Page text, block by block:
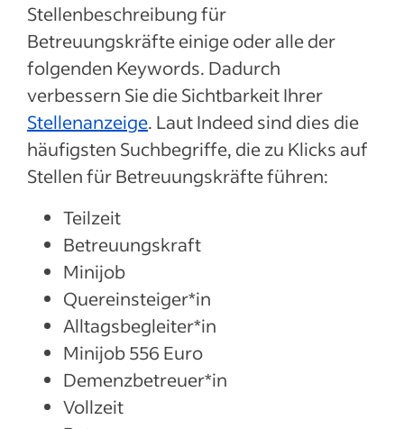
Stellenbeschreibung für
Betreuungskräfte einige oder alle der
folgenden Keywords. Dadurch
verbessern Sie die Sichtbarkeit Ihrer
Stellenanzeige. Laut Indeed sind dies die
häufigsten Suchbegriffe, die zu Klicks auf
Stellen für Betreuungskräfte führen:
Teilzeit
Betreuungskraft
Minijob
Quereinsteiger*in
Alltagsbegleiter*in
Minijob 556 Euro
Demenzbetreuer*in
Vollzeit